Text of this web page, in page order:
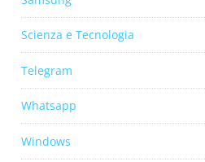
Scienza e Tecnologia
Telegram
Whatsapp
Windows